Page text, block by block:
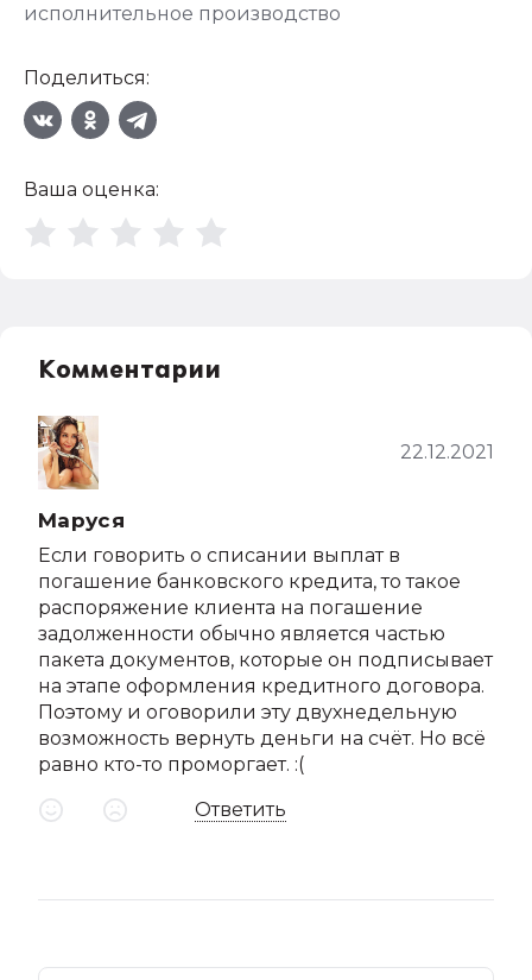
исполнительное производство
Поделиться:
Ваша оценка:
Комментарии
Маруся
22.12.2021
Если говорить о списании выплат в
погашение банковского кредита, то такое
распоряжение клиента на погашение
задолженности обычно является частью
пакета документов, которые он подписывает
на этапе оформления кредитного договора.
Поэтому и оговорили эту двухнедельную
возможность вернуть деньги на счёт. Но всё
равно кто-то проморгает. :(
Ответить